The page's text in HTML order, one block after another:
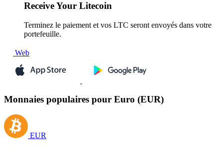
ReceiveYour Litecoin
Terminez le paiement et vos LTC seront envoyés dans votre
portefeuille.
Web
Monnaies populaires pour Euro (EUR)
EUR